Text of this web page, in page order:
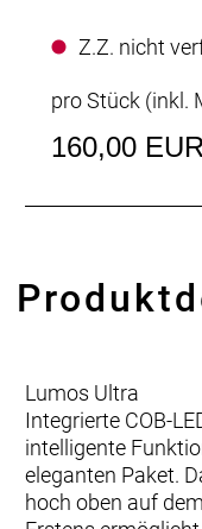
Z.Z. nicht
pro Stück (inkl.
160,00 EUR
Lumos Ultra
Integrierte COB-
intelligente
eleganten Paket.
hoch oben auf